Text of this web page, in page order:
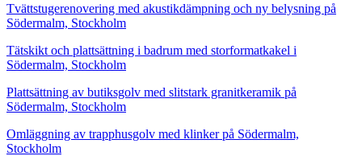
Tvättstugerenovering med akustikdämpning och ny belysning på
Södermalm, Stockholm
Tätskikt och plattsättning i badrum med storformatkakel i
Södermalm, Stockholm
Plattsättning av butiksgolv med slitstark granitkeramik på
Södermalm, Stockholm
Omläggning av trapphusgolv med klinker på Södermalm,
Stockholm